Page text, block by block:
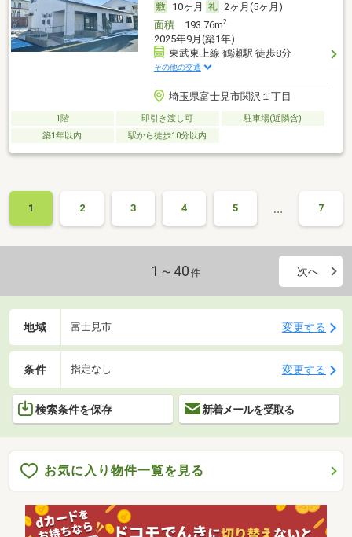
10ヶ月
2ヶ月(5ヶ月)
面積193.76m2
2025年9月(築1年)
東武東上線 鶴瀬駅 徒歩8分
その他の交通
埼玉県富士見市関沢１丁目
1階 即引き渡し可
駐車場(近隣含)
築1年以内
駅から徒歩10分以内
1 2 3 4 5 … 7
1～40 件 次へ
地域 富士見市 変更する
条件 指定なし 変更する
検索条件を保存 新着メールを受取る
お気に入り物件一覧を見る